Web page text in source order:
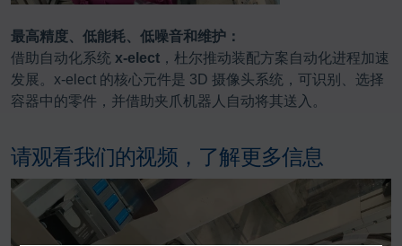
最高精度、低能耗、低噪音和维护：
借助自动化系统 x-elect ，杜尔推动装配方案自动化进程加速
发展。x-elect 的核心元件是 3D 摄像头系统，可识别、选择
容器中的零件，并借助夹爪机器人自动将其送入。
请观看我们的视频，了解更多信息